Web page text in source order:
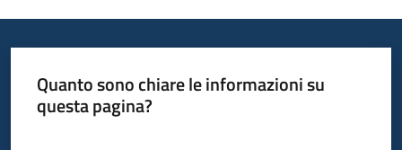
Progetti
Quanto sono chiare le informazioni su
questa pagina?